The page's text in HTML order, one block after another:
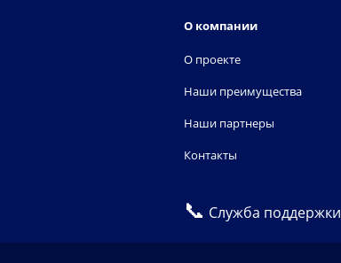
О компании
О проекте
Наши преимущества
Наши партнеры
Контакты
📞 Служба поддержки